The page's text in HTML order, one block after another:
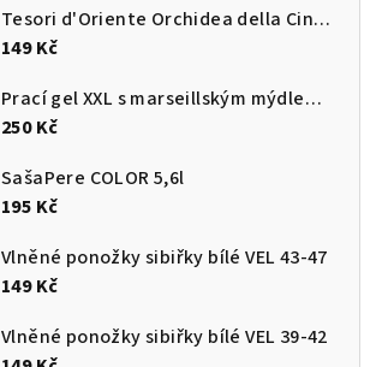
Tesori d'Oriente Orchidea della Cina parfémovaná voda dámská 100ml
149 Kč
Prací gel XXL s marseillským mýdlem 5,65 L
250 Kč
SašaPere COLOR 5,6l
195 Kč
Vlněné ponožky sibiřky bílé VEL 43-47
149 Kč
Vlněné ponožky sibiřky bílé VEL 39-42